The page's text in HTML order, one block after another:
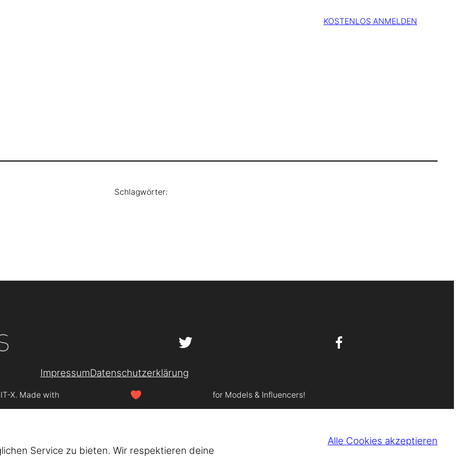
KOSTENLOS ANMELDEN
Schlagwörter:
ImpressumDatenschutzerklärung
X. Made with for Models & Influencers!
Service zu bieten. Wir respektieren deine
Alle Cookies akzeptieren